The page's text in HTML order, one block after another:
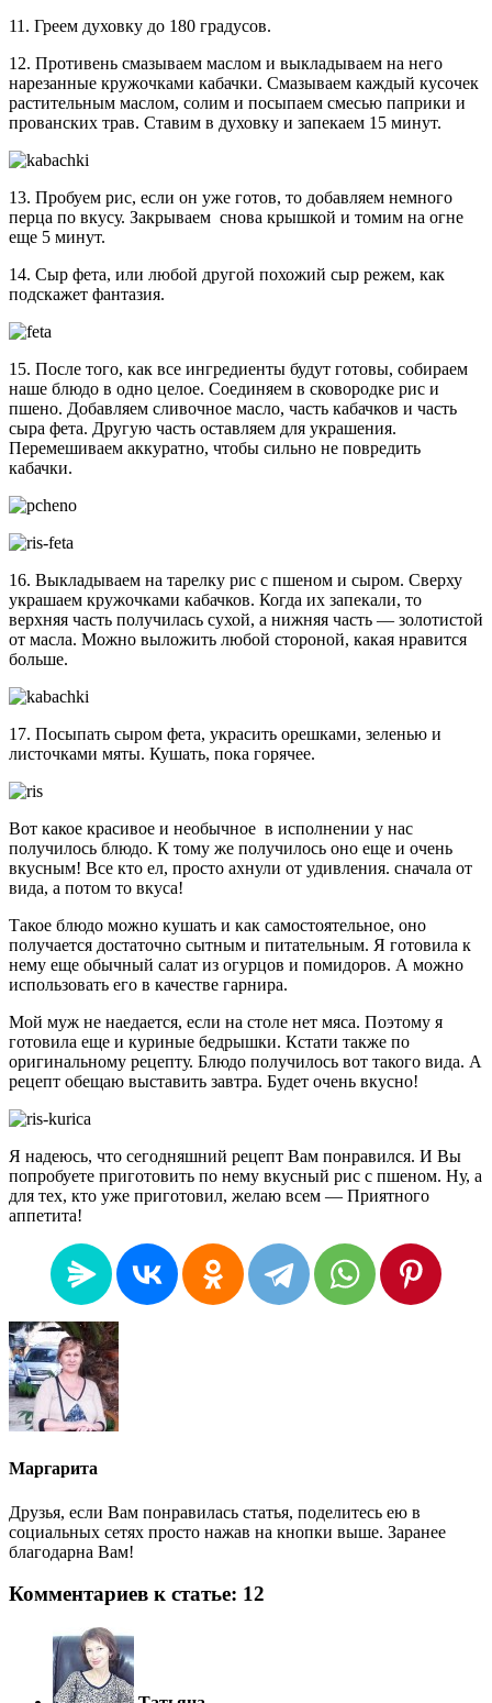
11. Греем духовку до 180 градусов.
12. Противень смазываем маслом и выкладываем на него
нарезанные кружочками кабачки. Смазываем каждый кусочек
растительным маслом, солим и посыпаем смесью паприки и
прованских трав. Ставим в духовку и запекаем 15 минут.
13. Пробуем рис, если он уже готов, то добавляем немного
перца по вкусу. Закрываем снова крышкой и томим на огне
еще 5 минут.
14. Сыр фета, или любой другой похожий сыр режем, как
подскажет фантазия.
15. После того, как все ингредиенты будут готовы, собираем
наше блюдо в одно целое. Соединяем в сковородке рис и
пшено. Добавляем сливочное масло, часть кабачков и часть
сыра фета. Другую часть оставляем для украшения.
Перемешиваем аккуратно, чтобы сильно не повредить
кабачки.
16. Выкладываем на тарелку рис с пшеном и сыром. Сверху
украшаем кружочками кабачков. Когда их запекали, то
верхняя часть получилась сухой, а нижняя часть — золотистой
от масла. Можно выложить любой стороной, какая нравится
больше.
17. Посыпать сыром фета, украсить орешками, зеленью и
листочками мяты. Кушать, пока горячее.
Вот какое красивое и необычное в исполнении у нас
получилось блюдо. К тому же получилось оно еще и очень
вкусным! Все кто ел, просто ахнули от удивления. сначала от
вида, а потом то вкуса!
Такое блюдо можно кушать и как самостоятельное, оно
получается достаточно сытным и питательным. Я готовила к
нему еще обычный салат из огурцов и помидоров. А можно
использовать его в качестве гарнира.
Мой муж не наедается, если на столе нет мяса. Поэтому я
готовила еще и куриные бедрышки. Кстати также по
оригинальному рецепту. Блюдо получилось вот такого вида. А
рецепт обещаю выставить завтра. Будет очень вкусно!
Я надеюсь, что сегодняшний рецепт Вам понравился. И Вы
попробуете приготовить по нему вкусный рис с пшеном. Ну, а
для тех, кто уже приготовил, желаю всем — Приятного
аппетита!
Маргарита
Друзья, если Вам понравилась статья, поделитесь ею в
социальных сетях просто нажав на кнопки выше. Заранее
благодарна Вам!
Комментариев к статье: 12